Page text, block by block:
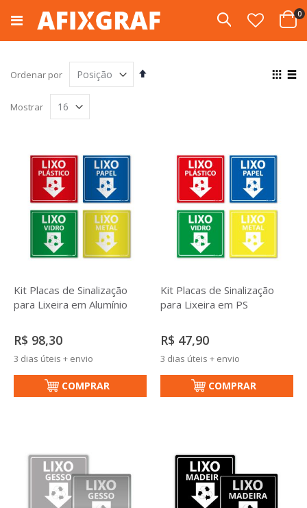
para
conteúdo
Cart
0
Pesquisa
Ordenar por
Definir
Ver
Mostrar
Kit Placas de Sinalização
para Lixeira em Alumínio
R$ 98,30
3 dias úteis + envio
COMPRAR
Kit Placas de Sinalização
para Lixeira em PS
R$ 47,90
3 dias úteis + envio
COMPRAR